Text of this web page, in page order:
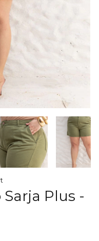
Plus -